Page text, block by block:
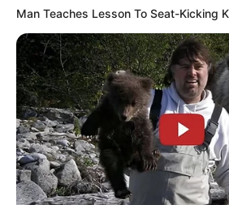
Man Teaches Lesson To Seat-Kicking